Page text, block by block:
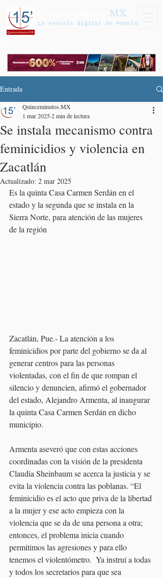
.MX
La revista digital de Puebla
Entrada
Se instala mecanismo contra
feminicidios y violencia en
Zacatlán
Quinceminutos.MX
1 mar 20252 min de lectura
Actualizado: 2 mar 2025
Es la quinta Casa Carmen Serdán en el
estado y la segunda que se instala en la
Sierra Norte, para atención de las mujeres
de la región
Zacatlán, Pue.- La atención a los
feminicidios por parte del gobierno se da al
generar centros para las personas
violentadas, con el fin de que rompan el
silencio y denuncien, afirmó el gobernador
del estado, Alejandro Armenta, al inaugurar
la quinta Casa Carmen Serdán en dicho
municipio.
Armenta aseveró que con estas acciones
coordinadas con la visión de la presidenta
Claudia Sheinbaum se acerca la justicia y se
evita la violencia contra las poblanas. “El
feminicidio es el acto que priva de la libertad
a la mujer y ese acto empieza con la
violencia que se da de una persona a otra;
entonces, el problema inicia cuando
permitimos las agresiones y para ello
tenemos el violentómetro.  Ya instruí a todas
y todos los secretarios para que sea